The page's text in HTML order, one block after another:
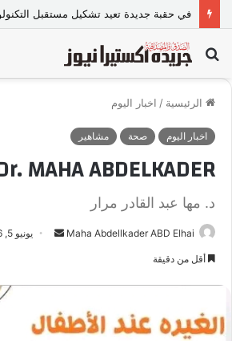
في حقبة جديدة تعيد تشكيل مستقبل
بحث
عن
الرئيسية / اخبار اليوم
اخبار اليوم صحة مشاهير
MAHA ABDELKADER
د. مها عبد القادر مرار
Maha Abdellkader ABD Elhai
ر
يونيو 5, 2026
أقل من دقيقة